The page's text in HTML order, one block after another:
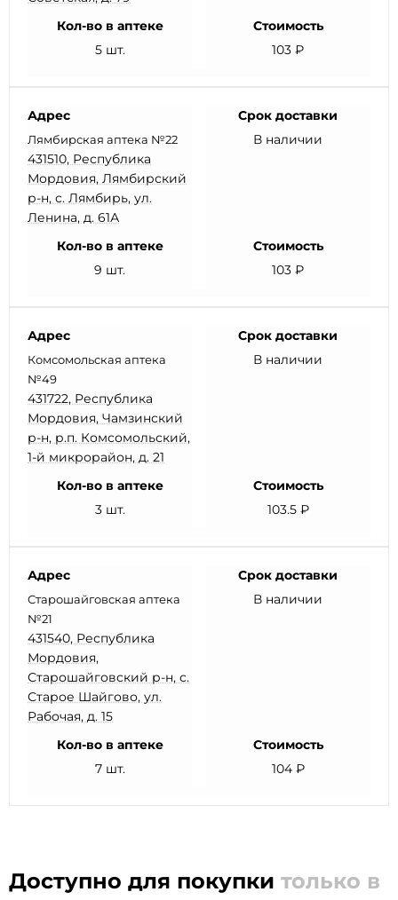
Кол-во в аптеке
5 шт.
Стоимость
103 ₽
Адрес
Лямбирская аптека №22
431510, Республика
Мордовия, Лямбирский
р-н, с. Лямбирь, ул.
Ленина, д. 61А
Срок доставки
В наличии
Кол-во в аптеке
9 шт.
Стоимость
103 ₽
Адрес
Комсомольская аптека
№49
431722, Республика
Мордовия, Чамзинский
р-н, р.п. Комсомольский,
1-й микрорайон, д. 21
Срок доставки
В наличии
Кол-во в аптеке
3 шт.
Стоимость
103.5 ₽
Адрес
Старошайговская аптека
№21
431540, Республика
Мордовия,
Старошайговский р-н, с.
Старое Шайгово, ул.
Рабочая, д. 15
Срок доставки
В наличии
Кол-во в аптеке
7 шт.
Стоимость
104 ₽
Доступно для покупки только в